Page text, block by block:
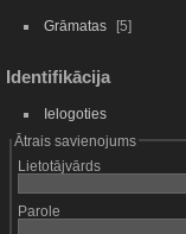
Grāmatas 5
Identifikācija
Ielogoties
Ātrais savienojums
Lietotājvārds
Parole